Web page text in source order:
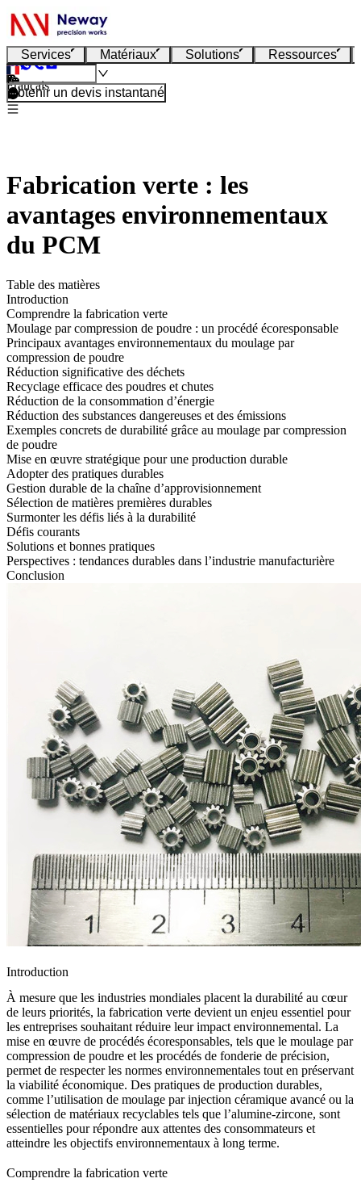
Services Matériaux Solutions Ressources
Français
Obtenir un devis instantané
Fabrication verte : les
avantages environnementaux
du PCM
Table des matières
Introduction
Comprendre la fabrication verte
Moulage par compression de poudre : un procédé écoresponsable
Principaux avantages environnementaux du moulage par
compression de poudre
Réduction significative des déchets
Recyclage efficace des poudres et chutes
Réduction de la consommation d’énergie
Réduction des substances dangereuses et des émissions
Exemples concrets de durabilité grâce au moulage par compression
de poudre
Mise en œuvre stratégique pour une production durable
Adopter des pratiques durables
Gestion durable de la chaîne d’approvisionnement
Sélection de matières premières durables
Surmonter les défis liés à la durabilité
Défis courants
Solutions et bonnes pratiques
Perspectives : tendances durables dans l’industrie manufacturière
Conclusion
Introduction
À mesure que les industries mondiales placent la durabilité au cœur
de leurs priorités, la fabrication verte devient un enjeu essentiel pour
les entreprises souhaitant réduire leur impact environnemental. La
mise en œuvre de procédés écoresponsables, tels que le moulage par
compression de poudre et les procédés de fonderie de précision,
permet de respecter les normes environnementales tout en préservant
la viabilité économique. Des pratiques de production durables,
comme l’utilisation de moulage par injection céramique avancé ou la
sélection de matériaux recyclables tels que l’alumine-zircone, sont
essentielles pour répondre aux attentes des consommateurs et
atteindre les objectifs environnementaux à long terme.
Comprendre la fabrication verte